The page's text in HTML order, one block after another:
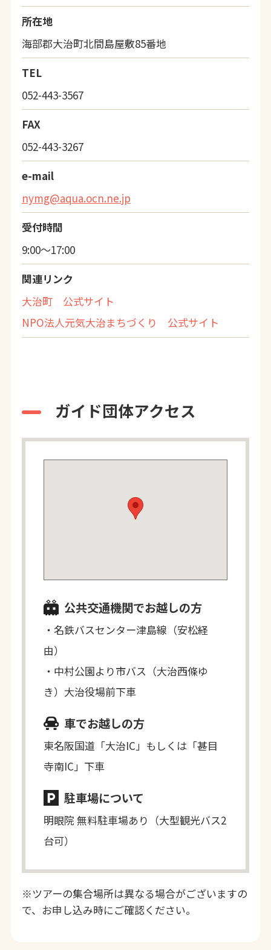
所在地
海部郡大治町北間島屋敷85番地
TEL
052-443-3567
FAX
052-443-3267
e-mail
nymg@aqua.ocn.ne.jp
受付時間
9:00～17:00
関連リンク
大治町 公式サイト
NPO法人元気大治まちづくり 公式サイト
ガイド団体アクセス
公共交通機関でお越しの方
・名鉄バスセンター津島線（安松経
由）
・中村公園より市バス（大治西條ゆ
き）大治役場前下車
車でお越しの方
東名阪国道「大治IC」もしくは「甚目
寺南IC」下車
駐車場について
明眼院 無料駐車場あり（大型観光バス2
台可）
※ツアーの集合場所は異なる場合がございますの
で、お申し込み時にご確認ください。